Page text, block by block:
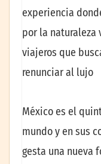
experiencia
por la naturaleza
viajeros que
renunciar al lujo
México es el
mundo y en sus
gesta una nueva